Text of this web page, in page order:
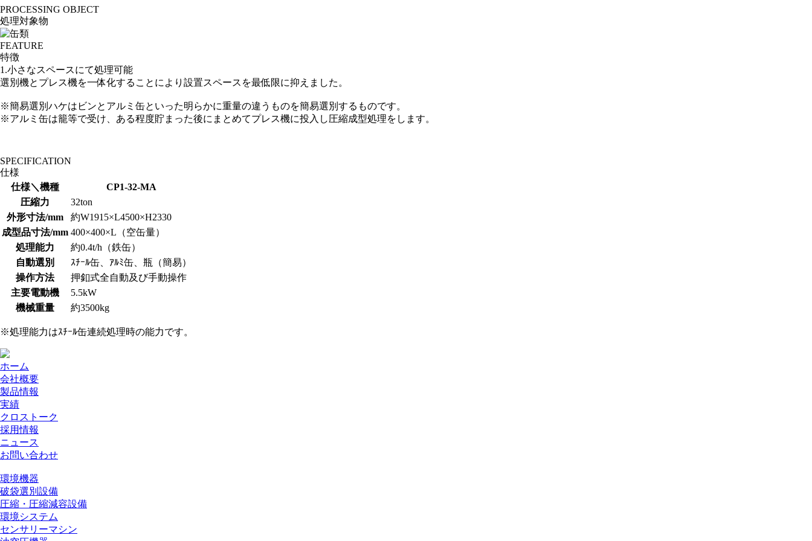
PROCESSING OBJECT
処理対象物
FEATURE
特徴
1.小さなスペースにて処理可能
選別機とプレス機を一体化することにより設置スペースを最低限に抑えました。
※簡易選別ハケはビンとアルミ缶といった明らかに重量の違うものを簡易選別するものです。
※アルミ缶は籠等で受け、ある程度貯まった後にまとめてプレス機に投入し圧縮成型処理をします。
SPECIFICATION
仕様
仕様＼機種
CP1-32-MA
圧縮力
32ton
外形寸法/mm
約W1915×L4500×H2330
成型品寸法/mm 400×400×L（空缶量）
処理能力
約0.4t/h（鉄缶）
自動選別
ｽﾁｰﾙ缶、ｱﾙﾐ缶、瓶（簡易）
操作方法
押釦式全自動及び手動操作
主要電動機
5.5kW
機械重量
約3500kg
※処理能力はｽﾁｰﾙ缶連続処理時の能力です。
ホーム
会社概要
製品情報
実績
クロストーク
採用情報
ニュース
お問い合わせ
環境機器
破袋選別設備
圧縮・圧縮減容設備
環境システム
センサリーマシン